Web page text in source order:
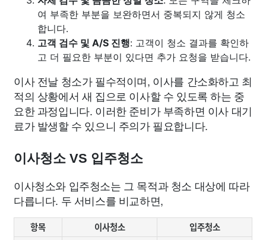
여 부족한 부분을 보완하면서 중복되지 않게 청소
합니다.
고객 검수 및 A/S 진행: 고객이 청소 결과를 확인하
고 더 필요한 부분이 있다면 추가 요청을 받습니다.
이사 전날 청소가 필수적이며, 이사를 간소화하고 최
적의 상황에서 새 집으로 이사할 수 있도록 하는 중
요한 과정입니다. 이러한 준비가 부족하면 이사 대기
료가 발생할 수 있으니 주의가 필요합니다.
이사청소 VS 입주청소
이사청소와 입주청소는 그 목적과 청소 대상에 따라
다릅니다. 두 서비스를 비교하면,
항목 이사청소 입주청소